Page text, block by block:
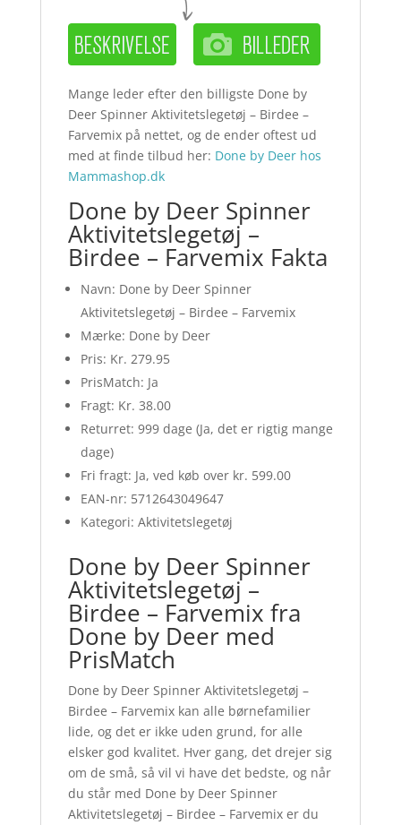
Mange leder efter den billigste Done by
Deer Spinner Aktivitetslegetøj – Birdee –
Farvemix på nettet, og de ender oftest ud
med at finde tilbud her: Done by Deer hos
Mammashop.dk
Done by Deer Spinner
Aktivitetslegetøj –
Birdee – Farvemix Fakta
Navn: Done by Deer Spinner
Aktivitetslegetøj – Birdee – Farvemix
Mærke: Done by Deer
Pris: Kr. 279.95
PrisMatch: Ja
Fragt: Kr. 38.00
Returret: 999 dage (Ja, det er rigtig mange
dage)
Fri fragt: Ja, ved køb over kr. 599.00
EAN-nr: 5712643049647
Kategori: Aktivitetslegetøj
Done by Deer Spinner
Aktivitetslegetøj –
Birdee – Farvemix fra
Done by Deer med
PrisMatch
Done by Deer Spinner Aktivitetslegetøj –
Birdee – Farvemix kan alle børnefamilier
lide, og det er ikke uden grund, for alle
elsker god kvalitet. Hver gang, det drejer sig
om de små, så vil vi have det bedste, og når
du står med Done by Deer Spinner
Aktivitetslegetøj – Birdee – Farvemix er du